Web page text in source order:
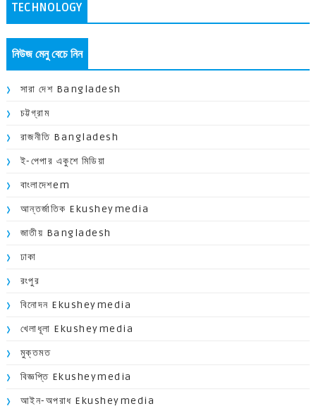
TECHNOLOGY
নিউজ মেনু বেচে নিন
সারা দেশ Bangladesh
চট্টগ্রাম
রাজনীতি Bangladesh
ই-পেপার একুশে মিডিয়া
বাংলাদেশem
আন্তর্জাতিক Ekusheymedia
জাতীয় Bangladesh
ঢাকা
রংপুর
বিনোদন Ekusheymedia
খেলাধূলা Ekusheymedia
মুক্তমত
বিজ্ঞপ্তি Ekusheymedia
আইন-অপরাধ Ekusheymedia